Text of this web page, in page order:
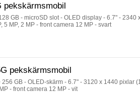
pekskärmsmobil
GB - microSD slot - OLED display - 6.7" - 2340
5 MP, 2 MP - front camera 12 MP - svart
pekskärmsmobil
GB - OLED-skärm - 6.7" - 3120 x 1440 pixlar
- front camera 12 MP - vit